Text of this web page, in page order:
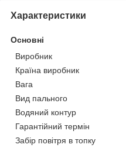
Характеристики
Основні
Виробник
Країна виробник
Вага
Вид пального
Водяний контур
Гарантійний термін
Забір повітря в топку